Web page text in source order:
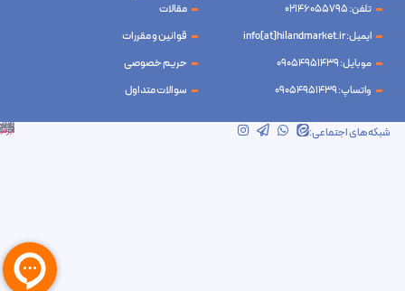
شبکه‌های اجتماعی: شرکت آینده نوین سام آسیا – طراحی و سئو
ابرسرور
مقالات
قوانین و مقررات
حریم خصوصی
سوالات متداول
تلفن: 02146055795
ایمیل: info[at]hilandmarket.ir
موبایل: 09054951439
واتساپ: 09054951439